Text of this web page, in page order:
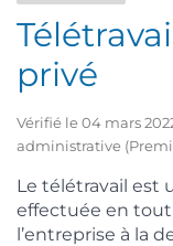
privé
Vérifié le 04 mars
administrative
Le télétravail est
effectuée en tout
l’entreprise à la